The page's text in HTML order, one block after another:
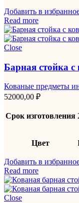
Добавить в
Read more
Close
Барная стойка
Кованые предметы
52000,00 ₽
Срок изготовления
Цвет
Добавить в
Read more
Close